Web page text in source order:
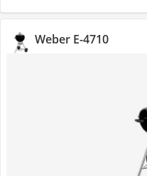
Weber E-4710